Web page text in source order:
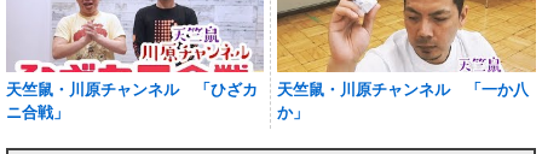
天竺鼠・川原チャンネル 「ひざカ
ニ合戦」
天竺鼠・川原チャンネル 「一か八
か」